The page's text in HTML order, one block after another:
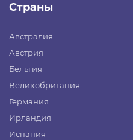
Страны
Австралия
Австрия
Бельгия
Великобритания
Германия
Ирландия
Испания